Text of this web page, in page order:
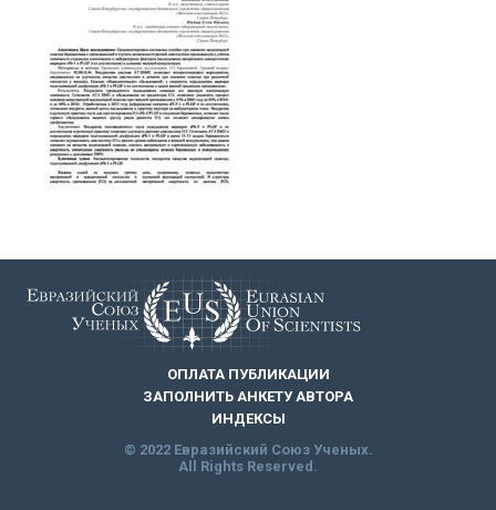
ОПЛАТА ПУБЛИКАЦИИ
ЗАПОЛНИТЬ АНКЕТУ АВТОРА
ИНДЕКСЫ
© 2022 Евразийский Союз Ученых.
All Rights Reserved.